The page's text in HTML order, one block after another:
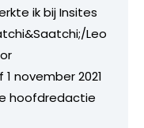
ik bij Insites
Leo
november 2021
hoofdredactie